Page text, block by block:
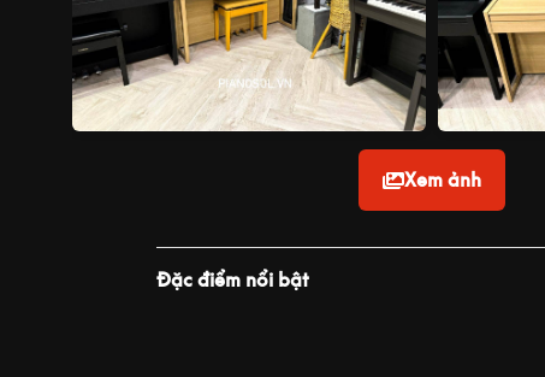
Xem ảnh
Đặc điểm nổi bật